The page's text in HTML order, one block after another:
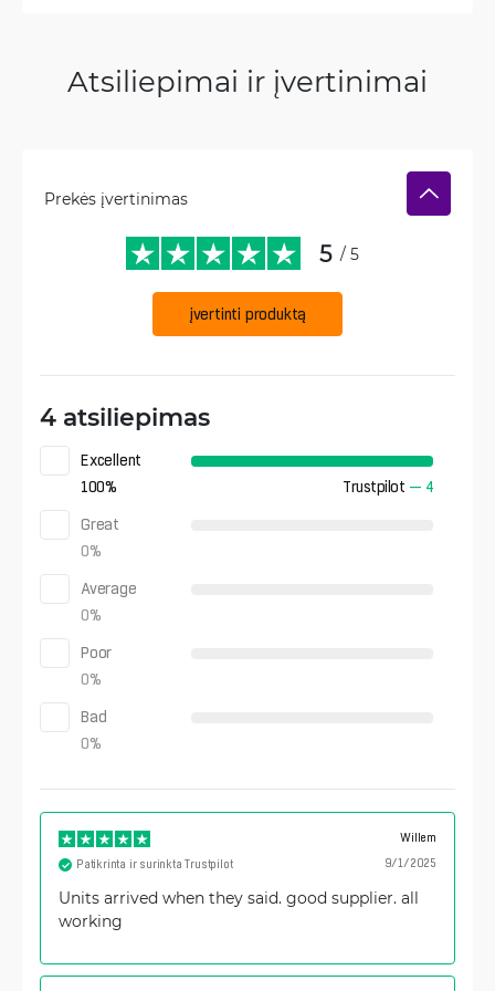
Atsiliepimai ir įvertinimai
Prekės įvertinimas
5 / 5
įvertinti produktą
4 atsiliepimas
Excellent
100% Trustpilot — 4
Great
0%
Average
0%
Poor
0%
Bad
0%
Willem
9/1/2025
Patikrinta ir surinkta Trustpilot
Units arrived when they said. good supplier. all
working